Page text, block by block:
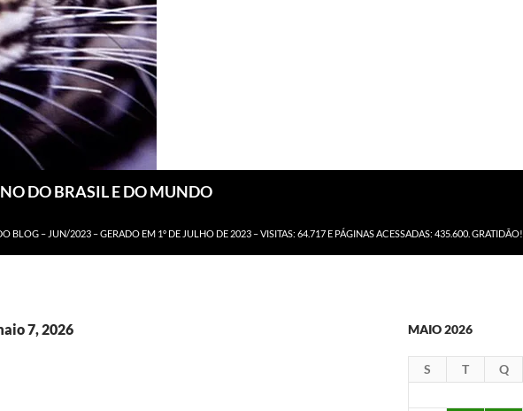
DO BRASIL E DO MUNDO
BLOG – JUN/2023 – GERADO EM 1º DE JULHO DE 2023 – VISITAS: 64.717 E PÁGINAS ACESSADAS: 435.600. GRATIDÃO!
7, 2026 MAIO 2026
S T Q